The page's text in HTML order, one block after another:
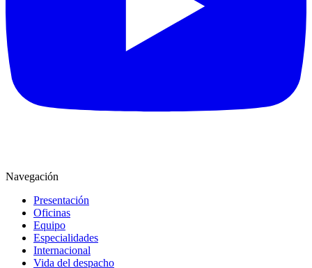
Navegación
Presentación
Oficinas
Equipo
Especialidades
Internacional
Vida del despacho